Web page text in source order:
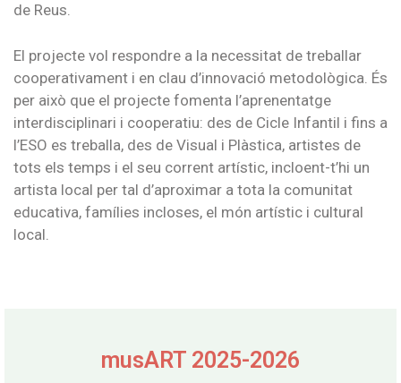
de Reus.
El projecte vol respondre a la necessitat de treballar
cooperativament i en clau d’innovació metodològica. És
per això que el projecte fomenta l’aprenentatge
interdisciplinari i cooperatiu: des de Cicle Infantil i fins a
l’ESO es treballa, des de Visual i Plàstica, artistes de
tots els temps i el seu corrent artístic, incloent-t’hi un
artista local per tal d’aproximar a tota la comunitat
educativa, famílies incloses, el món artístic i cultural
local.
musART 2025-2026